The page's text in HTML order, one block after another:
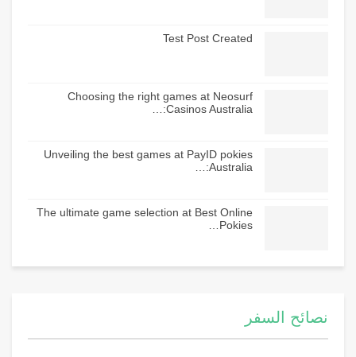
Test Post Created
Choosing the right games at Neosurf
Casinos Australia:…
Unveiling the best games at PayID pokies
Australia:…
The ultimate game selection at Best Online
Pokies…
نصائح السفر